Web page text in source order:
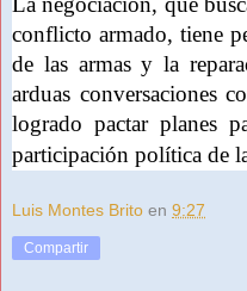
conflicto armado, tiene
de las armas y la
arduas conversaciones
logrado pactar planes
participación política de
Luis Montes Brito en 9:27
Compartir